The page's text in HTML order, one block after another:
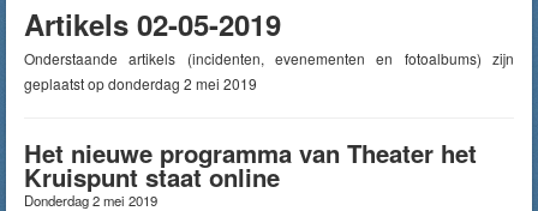
Artikels 02-05-2019
Onderstaande artikels (incidenten, evenementen en fotoalbums) zijn
geplaatst op donderdag 2 mei 2019
Het nieuwe programma van Theater het
Kruispunt staat online
Donderdag 2 mei 2019